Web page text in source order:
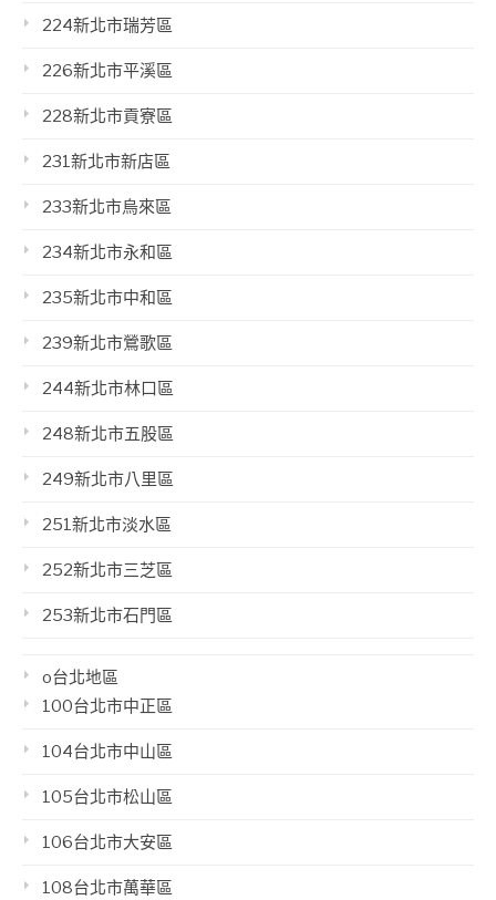
224新北市瑞芳區
226新北市平溪區
228新北市貢寮區
231新北市新店區
233新北市烏來區
234新北市永和區
235新北市中和區
239新北市鶯歌區
244新北市林口區
248新北市五股區
249新北市八里區
251新北市淡水區
252新北市三芝區
253新北市石門區
o台北地區
100台北市中正區
104台北市中山區
105台北市松山區
106台北市大安區
108台北市萬華區